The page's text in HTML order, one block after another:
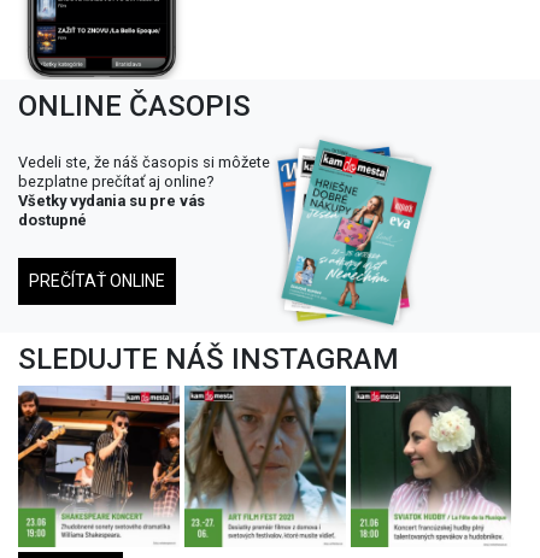
ONLINE ČASOPIS
Vedeli ste, že náš časopis si môžete
bezplatne prečítať aj online?
Všetky vydania su pre vás
dostupné
PREČÍTAŤ ONLINE
SLEDUJTE NÁŠ INSTAGRAM